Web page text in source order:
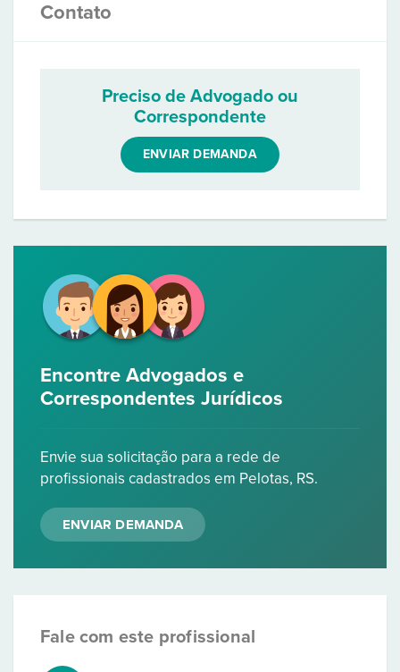
Contato
Preciso de Advogado ou
Correspondente
ENVIAR DEMANDA
Encontre Advogados e
Correspondentes Jurídicos
Envie sua solicitação para a rede de
profissionais cadastrados em Pelotas, RS.
ENVIAR DEMANDA
Fale com este profissional